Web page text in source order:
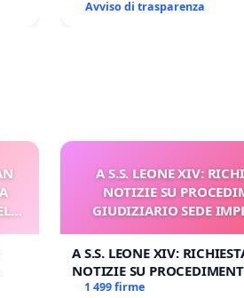
stazioni, questi passaggi
Avviso di trasparenza
A S.S. LEONE XIV:
NOTIZIE SU
GIUDIZIARIO SEDE
A S.S. LEONE XIV:
NOTIZIE SU
GIUDIZIARIO SEDE
1 499 firme